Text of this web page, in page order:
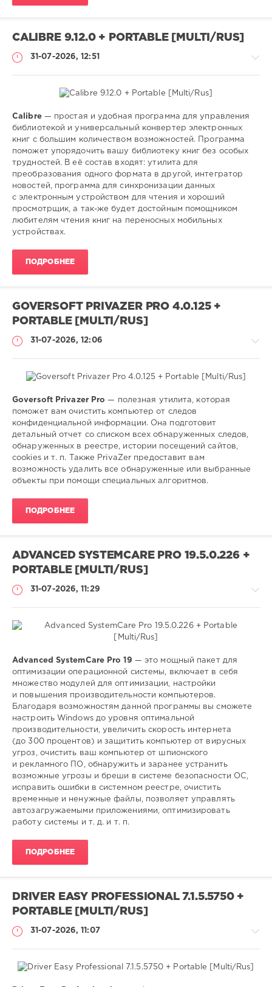
Jersey
Club,
DJ
Edits
CALIBRE 9.12.0 + PORTABLE [MULTI/RUS]
31-07-2026, 12:51
SamDel
0
просмотрщик,
конвертер,
электронных,
книг
Calibre— простая и удобная программа для управления
библиотекой и универсальный конвертер электронных
книг с большим количеством возможностей. Программа
поможет упорядочить вашу библиотеку книг без особых
трудностей. В её состав входят: утилита для
преобразования одного формата в другой, интегратор
новостей, программа для синхронизации данных
с электронным устройством для чтения и хороший
просмотрщик, а так-же будет достойным помощником
любителям чтения книг на переносных мобильных
устройствах.
ПОДРОБНЕЕ
GOVERSOFT PRIVAZER PRO 4.0.125 +
PORTABLE [MULTI/RUS]
31-07-2026, 12:06
SamDel
0
очистить ,
компьютера
Goversoft Privazer Pro — полезная утилита, которая
поможет вам очистить компьютер от следов
конфиденциальной информации. Она подготовит
детальный отчет со списком всех обнаруженных следов,
обнаруженных в реестре, истории посещений сайтов,
cookies и т. п. Также PrivaZer предоставит вам
возможность удалить все обнаруженные или выбранные
объекты при помощи специальных алгоритмов.
ПОДРОБНЕЕ
ADVANCED SYSTEMCARE PRO 19.5.0.226 +
PORTABLE [MULTI/RUS]
31-07-2026, 11:29
Софт
SamDel
0
оптимизация,
системы ,
Windows,
очистка
Advanced SystemCare Pro 19 — это мощный пакет для
оптимизации операционной системы, включает в себя
множество модулей для оптимизации, настройки
и повышения производительности компьютеров.
Благодаря возможностям данной программы вы сможете
настроить Windows до уровня оптимальной
производительности, увеличить скорость интернета
(до 300 процентов) и защитить компьютер от вирусных
угроз, очистить ваш компьютер от шпионского
и рекламного ПО, обнаружить и заранее устранить
возможные угрозы и бреши в системе безопасности ОС,
исправить ошибки в системном реестре, очистить
временные и ненужные файлы, позволяет управлять
автозагружаемыми приложениями, оптимизировать
работу системы и т. д. и т. п.
ПОДРОБНЕЕ
DRIVER EASY PROFESSIONAL 7.1.5.5750 +
PORTABLE [MULTI/RUS]
31-07-2026, 11:07